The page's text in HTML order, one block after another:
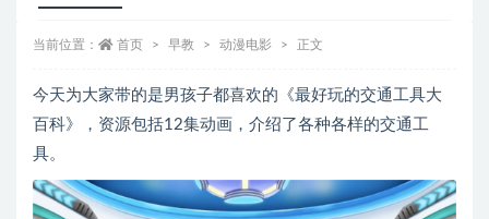
当前位置： 首页 早教 动漫电影 正文
今天为大家带的是男孩子都喜欢的《最好玩的交通工具大
百科》，资源包括12集动画，介绍了各种各样的交通工
具。